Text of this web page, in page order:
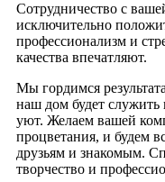
Сотрудничество с
исключительно
профессионализм и
качества впечатляют.
Мы гордимся
наш дом будет служить
уют. Желаем вашей
процветания, и будем
друзьям и знакомым.
творчество и